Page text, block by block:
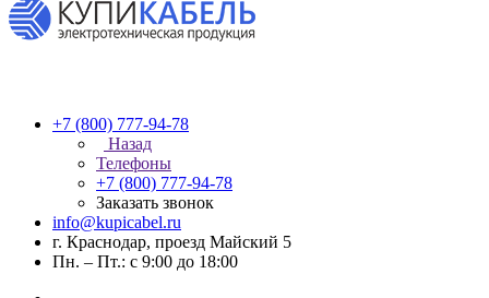
+7 (800) 777-94-78
Назад
Телефоны
+7 (800) 777-94-78
Заказать звонок
info@kupicabel.ru
г. Краснодар, проезд Майский 5
Пн. – Пт.: с 9:00 до 18:00